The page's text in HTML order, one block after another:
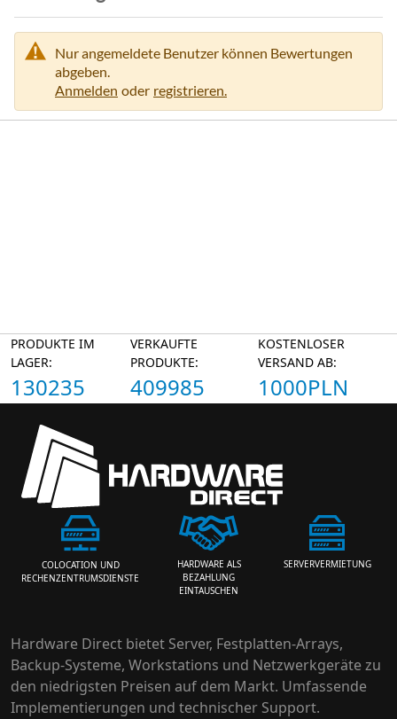
Nur angemeldete Benutzer können Bewertungen
abgeben.
Anmelden oder registrieren.
PRODUKTE IM
LAGER:
130235
VERKAUFTE
PRODUKTE:
409985
KOSTENLOSER
VERSAND AB:
1000PLN
COLOCATION UND
RECHENZENTRUMSDIENSTE
HARDWARE ALS
BEZAHLUNG
EINTAUSCHEN
SERVERVERMIETUNG
Hardware Direct bietet Server, Festplatten-Arrays,
Backup-Systeme, Workstations und Netzwerkgeräte zu
den niedrigsten Preisen auf dem Markt. Umfassende
Implementierungen und technischer Support.